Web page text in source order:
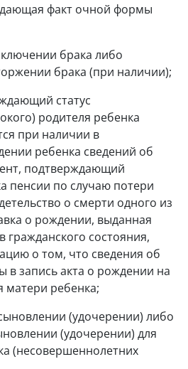
факт очной формы
брака либо
брака (при наличии);
статус
родителя ребенка
при наличии в
ребенка сведений об
подтверждающий
пенсии по случаю потери
о смерти одного из
о рождении, выданная
гражданского состояния,
о том, что сведения об
в запись акта о рождении на
матери ребенка;
(удочерении) либо
(удочерении) для
(несовершеннолетних